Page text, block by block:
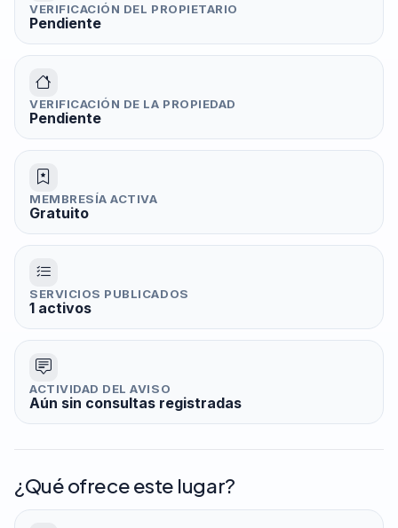
VERIFICACIÓN DEL PROPIETARIO
Pendiente
VERIFICACIÓN DE LA PROPIEDAD
Pendiente
MEMBRESÍA ACTIVA
Gratuito
SERVICIOS PUBLICADOS
1 activos
ACTIVIDAD DEL AVISO
Aún sin consultas registradas
¿Qué ofrece este lugar?